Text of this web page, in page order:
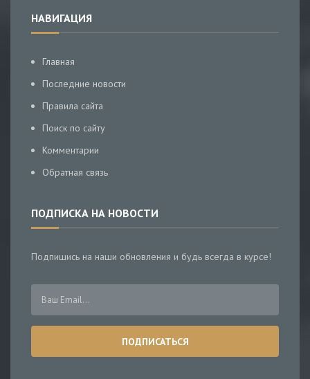
НАВИГАЦИЯ
Главная
Последние новости
Правила сайта
Поиск по сайту
Комментарии
Обратная связь
ПОДПИСКА НА НОВОСТИ
Подпишись на наши обновления и будь всегда в курсе!